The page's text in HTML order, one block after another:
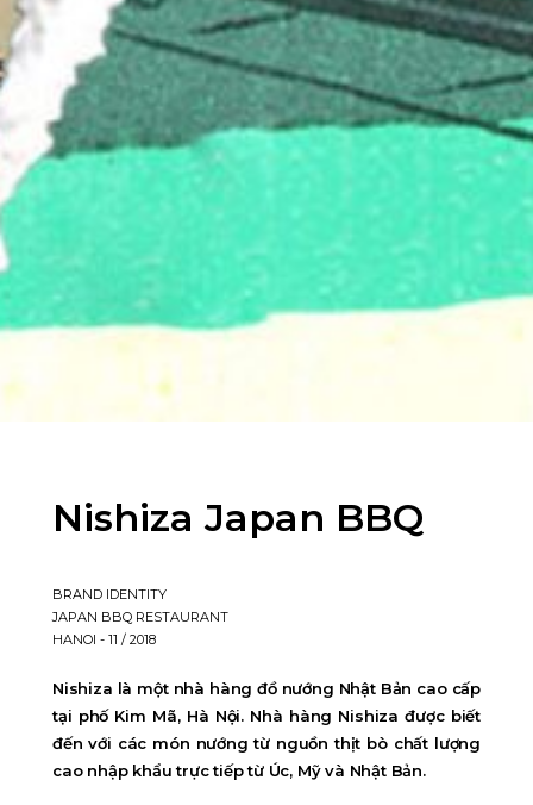
Nishiza Japan BBQ
BRAND IDENTITY
JAPAN BBQ RESTAURANT
HANOI - 11 / 2018
Nishiza là một nhà hàng đồ nướng Nhật Bản cao cấp
tại phố Kim Mã, Hà Nội. Nhà hàng Nishiza được biết
đến với các món nướng từ nguồn thịt bò chất lượng
cao nhập khẩu trực tiếp từ Úc, Mỹ và Nhật Bản.